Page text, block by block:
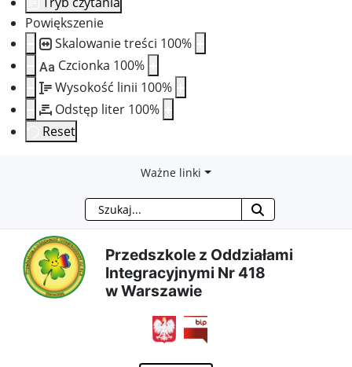
Powiększenie
Skalowanie treści 100%
Aa Czcionka 100%
Wysokość linii 100%
Odstęp liter 100%
Reset
treści
głównej
menu
nawigacyjnego
wyszukiwarki
mapy
strony
Ważne linki
Szukaj
Przedszkole z Oddziałami
Integracyjnymi Nr 418
w Warszawie
otwiera się w nowym